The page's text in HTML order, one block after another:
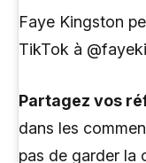
Faye Kingston
TikTok à
Partagez vos
dans les
pas de garder la